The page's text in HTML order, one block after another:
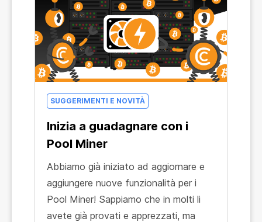
SUGGERIMENTI E NOVITÀ
Inizia a guadagnare con i
Pool Miner
Abbiamo già iniziato ad aggiornare e
aggiungere nuove funzionalità per i
Pool Miner! Sappiamo che in molti li
avete già provati e apprezzati, ma